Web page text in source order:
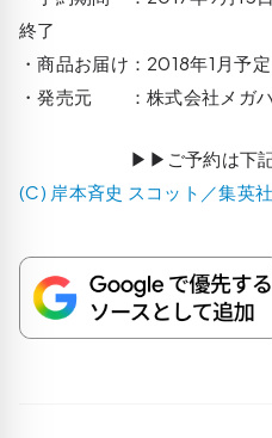
終了
・商品お届け：2018年1月予定
・発売元 ：株式会社メガ
▶▶ご予約は下
(C) 岸本斉史 スコット／集英